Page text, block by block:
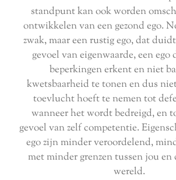
standpunt kan ook worden
ontwikkelen van een gezond ego.
zwak, maar een rustig ego, dat
gevoel van eigenwaarde, een ego
beperkingen erkent en niet
kwetsbaarheid te tonen en dus
toevlucht hoeft te nemen tot
wanneer het wordt bedreigd, en
gevoel van zelf competentie.
ego zijn minder veroordelend,
met minder grenzen tussen jou en
wereld.